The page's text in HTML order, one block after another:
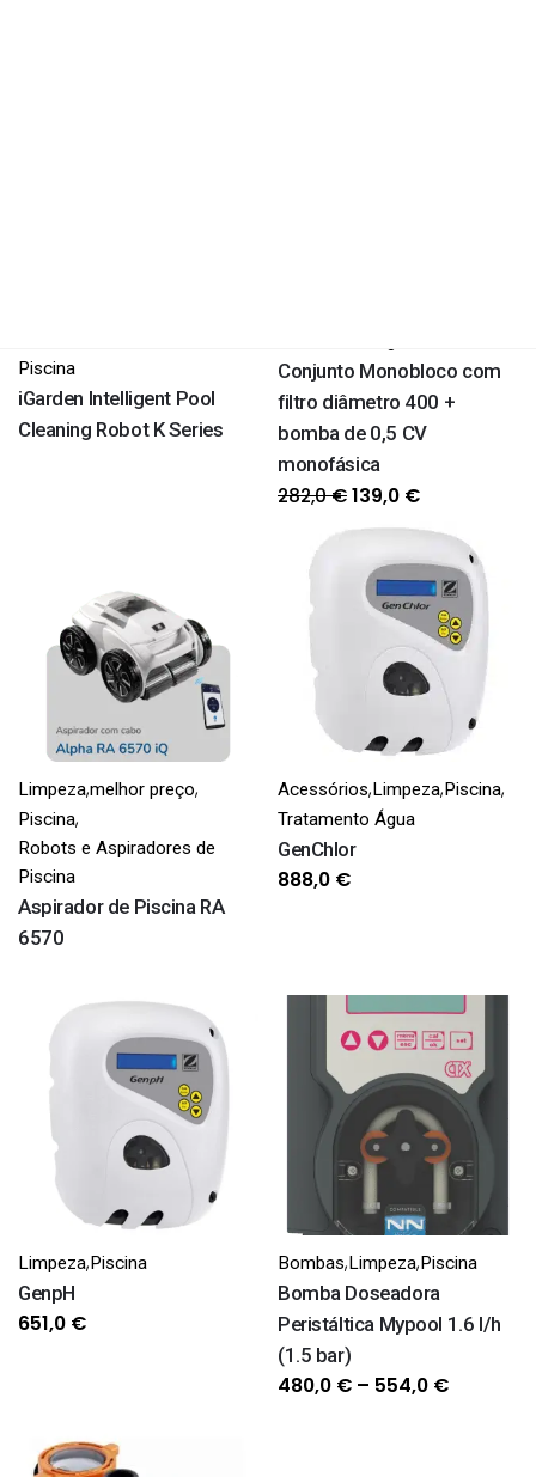
Piscina
iGarden Intelligent Pool
Cleaning Robot K Series
Conjunto Monobloco com
filtro diâmetro 400 +
bomba de 0,5 CV
monofásica
282,0€O
preço
era:
282,0 €.
139,0 €O
atual
é:
139,0 €.
Limpeza,melhor preço,
Piscina,
Robots e Aspiradores de
Piscina
Aspirador de Piscina RA
6570
Acessórios,Limpeza,Piscina,
Tratamento Água
GenChlor
888,0 €
Limpeza,Piscina
GenpH
651,0 €
Bombas,Limpeza,Piscina
Bomba Doseadora
Peristáltica Mypool 1.6 l/h
(1.5 bar)
480,0 € – 554,0 €Price